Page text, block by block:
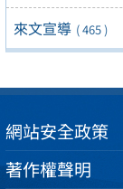
來文宣導 ( 465 )
網站安全政策
著作權聲明